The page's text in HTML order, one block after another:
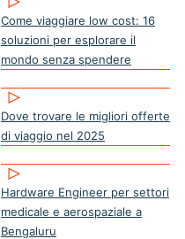
Come viaggiare low cost: 16
soluzioni per esplorare il
mondo senza spendere
Dove trovare le migliori offerte
di viaggio nel 2025
Hardware Engineer per settori
medicale e aerospaziale a
Bengaluru